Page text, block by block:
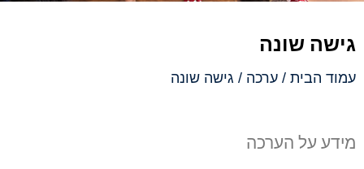
גישה שונה
עמוד הבית / ערכה / גישה שונה
מידע על הערכה